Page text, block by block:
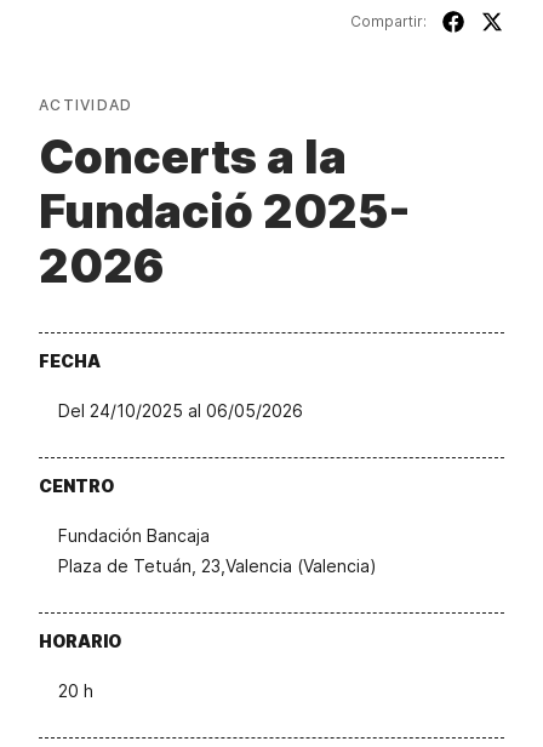
Compartir:
ACTIVIDAD
Concerts a la
Fundació 2025-
2026
FECHA
Del 24/10/2025 al 06/05/2026
CENTRO
Fundación Bancaja
Plaza de Tetuán, 23,Valencia (Valencia)
HORARIO
20 h